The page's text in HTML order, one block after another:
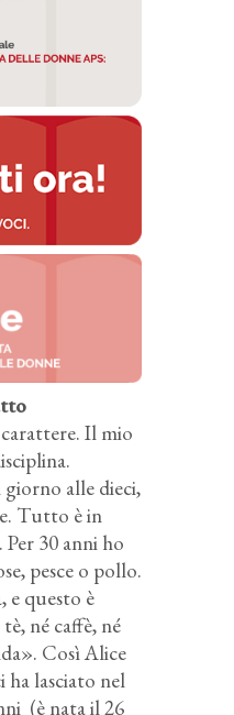
Il mio
alle dieci,
Tutto è in
30 anni ho
pesce o pollo.
e questo è
né caffè, né
Così Alice
ha lasciato nel
(è nata il 26